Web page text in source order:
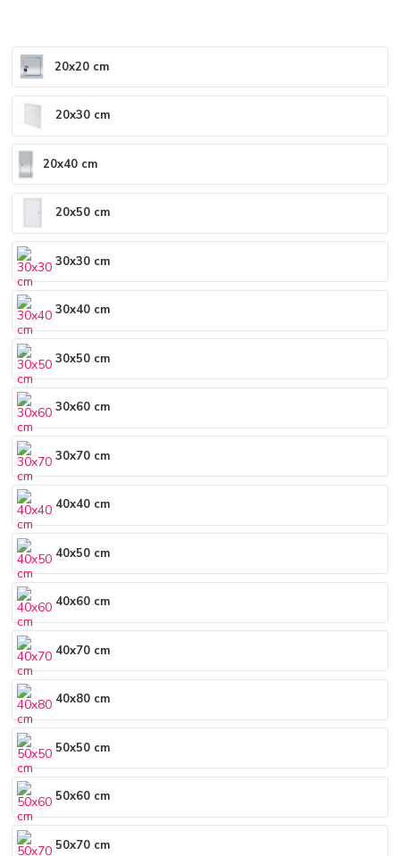
20x20 cm
20x30 cm
20x40 cm
20x50 cm
30x30 cm
30x40 cm
30x50 cm
30x60 cm
30x70 cm
40x40 cm
40x50 cm
40x60 cm
40x70 cm
40x80 cm
50x50 cm
50x60 cm
50x70 cm